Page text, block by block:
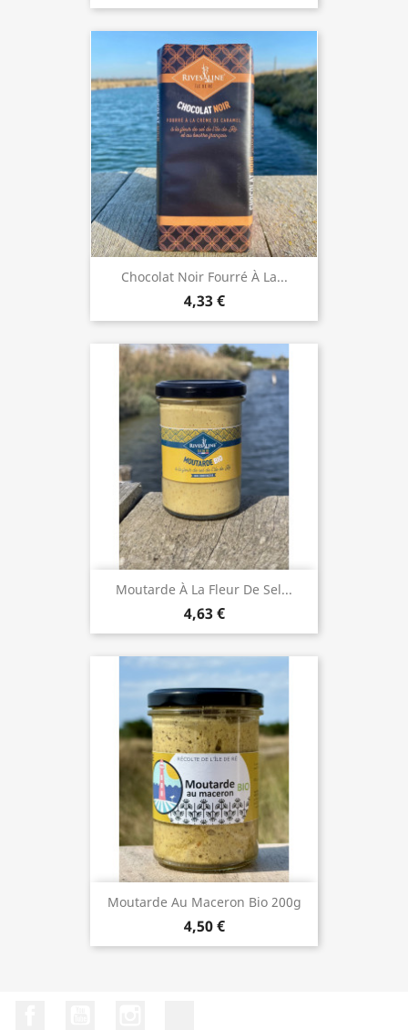
Chocolat Noir Fourré À La...
4,33 €
Moutarde À La Fleur De Sel...
4,63 €
Moutarde Au Maceron Bio 200g
4,50 €